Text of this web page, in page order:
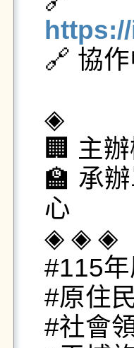
🔗 協作
◈
🏢 主
🏫 承
心
◈ ◈ ◈
#115
#原住
#社會